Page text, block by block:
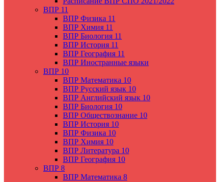
ВПР 11
ВПР Физика 11
ВПР Химия 11
ВПР Биология 11
ВПР История 11
ВПР География 11
ВПР Иностранные языки
ВПР 10
ВПР Математика 10
ВПР Русский язык 10
ВПР Английский язык 10
ВПР Биология 10
ВПР Обществознание 10
ВПР История 10
ВПР Физика 10
ВПР Химия 10
ВПР Литература 10
ВПР География 10
ВПР 8
ВПР Математика 8